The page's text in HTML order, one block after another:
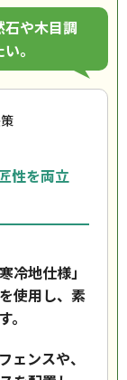
や木目調
。
性を両立
冷地仕様」
使用し、素
ェンスや、